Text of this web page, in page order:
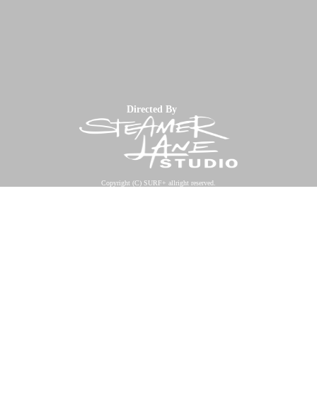
Directed By
Copyright (C) SURF+ allright reserved.